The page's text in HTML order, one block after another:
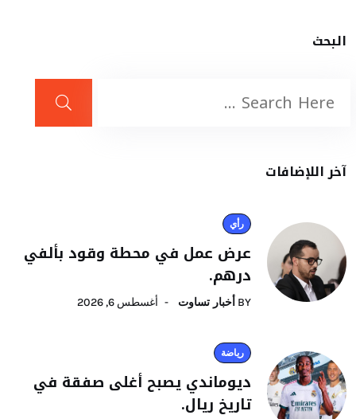
البحث
آخر اللإضافات
رأي
عرض عمل في محطة وقود بألفي
درهم.
BY أخبار تساوت أغسطس 6, 2026
رياضة
ديوماندي يصبح أغلى صفقة في
تاريخ ريال.